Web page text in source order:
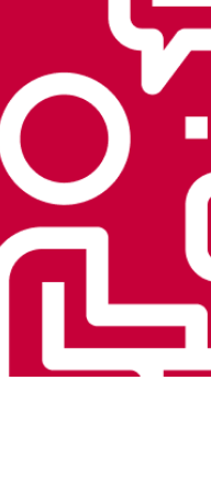
от 3900 ₽
от 4800 ₽